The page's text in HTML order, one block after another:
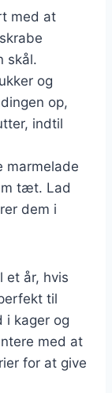
med at
skål.
og
op,
indtil
marmelade
tæt. Lad
dem i
et år, hvis
til
i kager og
med at
for at give